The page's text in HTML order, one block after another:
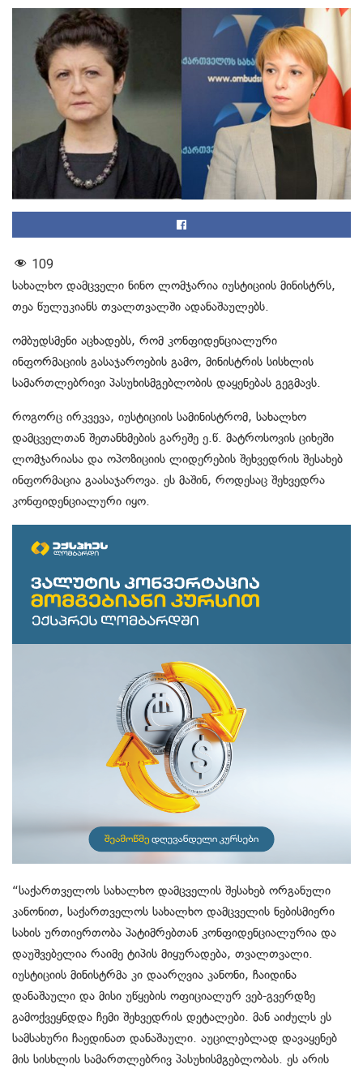
109
სახალხო დამცველი ნინო ლომჯარია იუსტიციის მინისტრს,
თეა წულუკიანს თვალთვალში ადანაშაულებს.
ომბუდსმენი აცხადებს, რომ კონფიდენციალური
ინფორმაციის გასაჯაროების გამო, მინისტრის სისხლის
სამართლებრივი პასუხისმგებლობის დაყენებას გეგმავს.
როგორც ირკვევა, იუსტიციის სამინისტრომ, სახალხო
დამცველთან შეთანხმების გარეშე ე.წ. მატროსოვის ციხეში
ლომჯარიასა და ოპოზიციის ლიდერების შეხვედრის შესახებ
ინფორმაცია გაასაჯაროვა. ეს მაშინ, როდესაც შეხვედრა
კონფიდენციალური იყო.
“საქართველოს სახალხო დამცველის შესახებ ორგანული
კანონით, საქართველოს სახალხო დამცველის ნებისმიერი
სახის ურთიერთობა პატიმრებთან კონფიდენციალურია და
დაუშვებელია რაიმე ტიპის მიყურადება, თვალთვალი.
იუსტიციის მინისტრმა კი დაარღვია კანონი, ჩაიდინა
დანაშაული და მისი უწყების ოფიციალურ ვებ-გვერდზე
გამოქვეყნდდა ჩემი შეხვედრის დეტალები. მან აიძულს ეს
სამსახური ჩაედინათ დანაშაული. აუცილებლად დავაყენებ
მის სისხლის სამართლებრივ პასუხისმგებლობას. ეს არის